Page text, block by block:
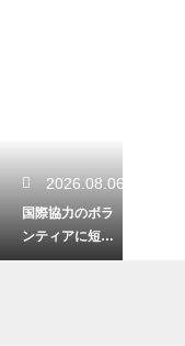
2026.08.06
国際協力のボラ
ンティアに短期
で参加！社会人